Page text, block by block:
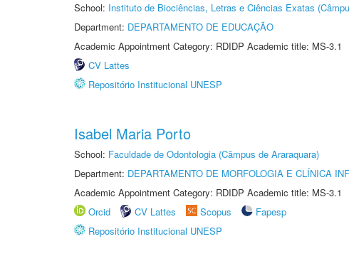
School: Instituto de Biociências, Letras e Ciências Exatas
Department: DEPARTAMENTO DE EDUCAÇÃO
Academic Appointment Category: RDIDP Academic title: MS-3.1
CV Lattes
Repositório Institucional UNESP
Isabel Maria Porto
School: Faculdade de Odontologia (Câmpus de Araraquara)
Department: DEPARTAMENTO DE MORFOLOGIA E CLÍNICA
Academic Appointment Category: RDIDP Academic title: MS-3.1
Orcid
CV Lattes Scopus
Fapesp
Repositório Institucional UNESP